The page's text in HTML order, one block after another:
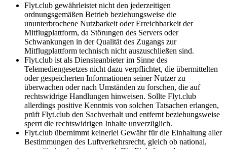
Flyt.club gewährleistet nicht den jederzeitigen
ordnungsgemäßen Betrieb beziehungsweise die
ununterbrochene Nutzbarkeit oder Erreichbarkeit der
Mitflugplattform, da Störungen des Servers oder
Schwankungen in der Qualität des Zugangs zur
Mitflugplattform technisch nicht auszuschließen sind.
Flyt.club ist als Diensteanbieter im Sinne des
Telemediengesetzes nicht dazu verpflichtet, die übermittelten
oder gespeicherten Informationen seiner Nutzer zu
überwachen oder nach Umständen zu forschen, die auf
rechtswidrige Handlungen hinweisen. Sollte Flyt.club
allerdings positive Kenntnis von solchen Tatsachen erlangen,
prüft Flyt.club den Sachverhalt und entfernt beziehungsweise
sperrt die rechtswidrigen Inhalte unverzüglich.
Flyt.club übernimmt keinerlei Gewähr für die Einhaltung aller
Bestimmungen des Luftverkehrsrecht, gleich ob national,